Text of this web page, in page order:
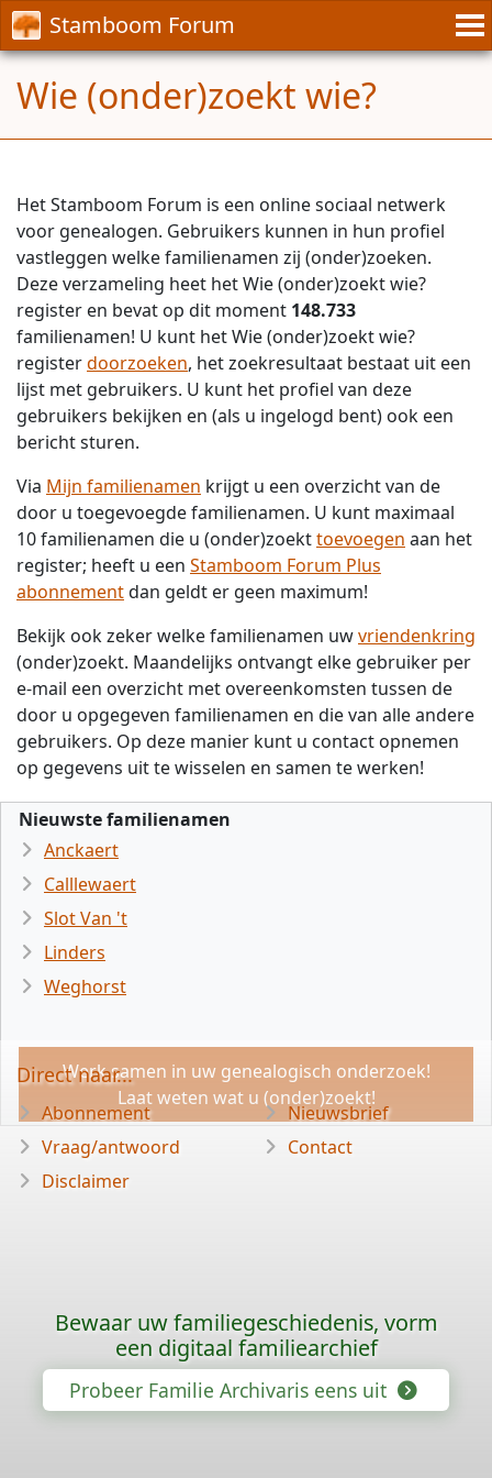
Stamboom Forum
Wie (onder)zoekt wie?
Het Stamboom Forum is een online sociaal netwerk
voor genealogen. Gebruikers kunnen in hun profiel
vastleggen welke familienamen zij (onder)zoeken.
Deze verzameling heet het Wie (onder)zoekt wie?
register en bevat op dit moment 148.733
familienamen! U kunt het Wie (onder)zoekt wie?
registerdoorzoeken, het zoekresultaat bestaat uit een
lijst met gebruikers. U kunt het profiel van deze
gebruikers bekijken en (als u ingelogd bent) ook een
bericht sturen.
Via Mijn familienamen krijgt u een overzicht van de
door u toegevoegde familienamen. U kunt maximaal
10 familienamen die u (onder)zoekttoevoegen aan het
register; heeft u een Stamboom Forum Plus
abonnementdan geldt er geen maximum!
Bekijk ook zeker welke familienamen uwvriendenkring
(onder)zoekt. Maandelijks ontvangt elke gebruiker per
e-mail een overzicht met overeenkomsten tussen de
door u opgegeven familienamen en die van alle andere
gebruikers. Op deze manier kunt u contact opnemen
op gegevens uit te wisselen en samen te werken!
Nieuwste familienamen
Anckaert
Calllewaert
Slot Van 't
Linders
Weghorst
Werk samen in uw genealogisch onderzoek!
Laat weten wat u (onder)zoekt!
Direct naar...
Abonnement
Vraag/antwoord
Disclaimer
Nieuwsbrief
Contact
Bewaar uw familiegeschiedenis, vorm
een digitaal familiearchief
Probeer Familie Archivaris eens uit